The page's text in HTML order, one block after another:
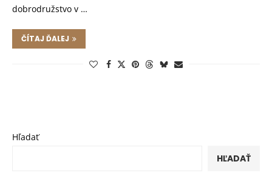
dobrodružstvo v …
ČÍTAJ ĎALEJ
Hľadať
HĽADAŤ